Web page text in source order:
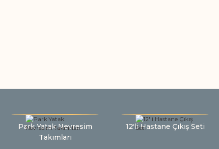
Park Yatak Nevresim
Takımları
12'li Hastane Çıkış Seti